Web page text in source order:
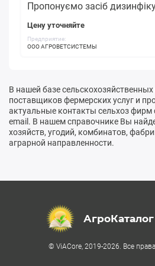
Пропонуємо засіб
Цену уточняйте
Предприятие:
ООО АГРОВЕТСИСТЕМЫ
В нашей базе сельскохозяйственных
поставщиков фермерских услуг и
актуальные контакты сельхоз фирм
email. В нашем справочнике Вы
хозяйств, угодий, комбинатов,
аграрной направленности.
АгроКаталог
© ViACore, 2019-2026. Все